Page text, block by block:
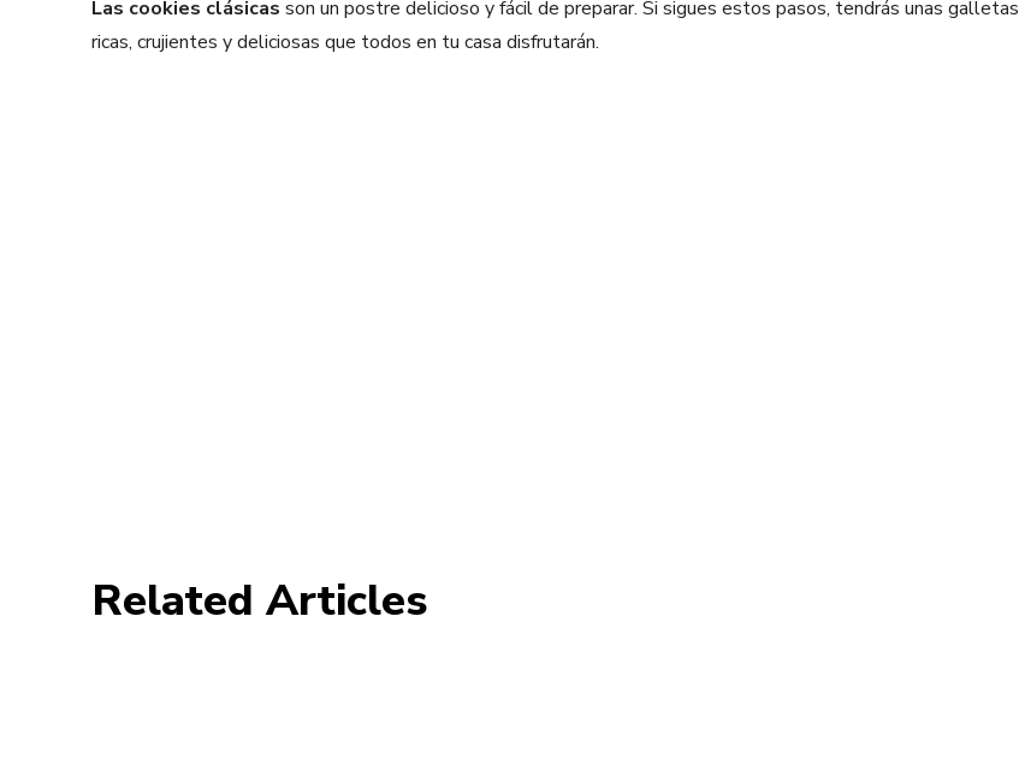
Las cookies clásicas son un postre delicioso y fácil de preparar. Si sigues estos pasos, tendrás unas galletas
ricas, crujientes y deliciosas que todos en tu casa disfrutarán.
Related Articles